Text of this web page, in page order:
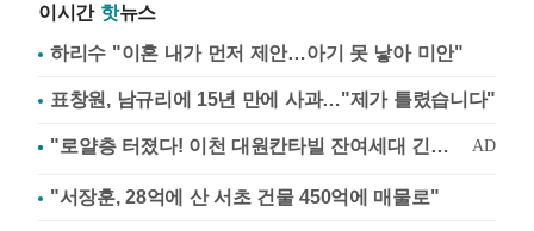
이시간 핫뉴스
하리수 "이혼 내가 먼저 제안…아기 못 낳아 미안"
표창원, 남규리에 15년 만에 사과…"제가 틀렸습니다"
"서장훈, 28억에 산 서초 건물 450억에 매물로"